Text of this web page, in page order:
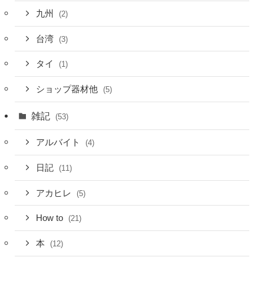
九州 (2)
台湾 (3)
タイ (1)
ショップ器材他 (5)
雑記 (53)
アルバイト (4)
日記 (11)
アカヒレ (5)
How to (21)
本 (12)